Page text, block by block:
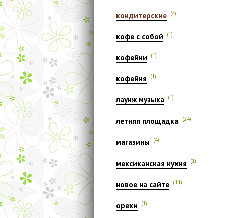
кондитерские (4)
кофе с собой (1)
кофейни (1)
кофейня (1)
лаунж музыка (1)
летняя площадка (24)
магазины (4)
мексиканская кухня (1)
новое на сайте (11)
орехи (1)